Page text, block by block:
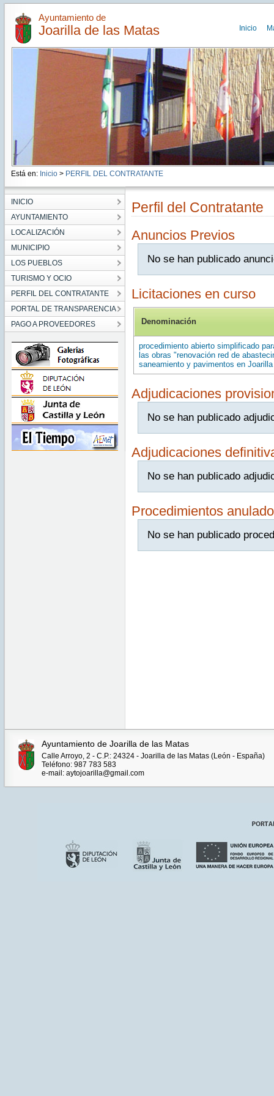
Ayuntamiento de
Joarilla de las Matas Inicio
Está en: Inicio > PERFIL DEL CONTRATANTE
INICIO
AYUNTAMIENTO
LOCALIZACIÓN
MUNICIPIO
LOS PUEBLOS
TURISMO Y OCIO
PERFIL DEL CONTRATANTE
PORTAL DE TRANSPARENCIA
PAGO A PROVEEDORES
Perfil del Contratante
Anuncios Previos
No se han publicado
Licitaciones en curso
Denominación
procedimiento abierto simplificado
las obras "renovación red de
saneamiento y pavimentos en
Adjudicaciones
No se han publicado
Adjudicaciones
No se han publicado
Procedimientos
No se han publicado
Ayuntamiento de Joarilla de las Matas
Calle Arroyo, 2 - C.P.: 24324 - Joarilla de las Matas (León - España)
Teléfono: 987 783 583
e-mail: aytojoarilla@gmail.com